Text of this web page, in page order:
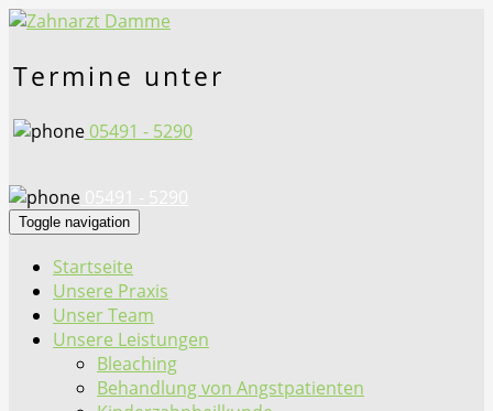
Termine unter
05491 - 5290
Toggle navigation
Startseite
Unsere Praxis
Unser Team
Unsere Leistungen
Bleaching
Behandlung von Angstpatienten